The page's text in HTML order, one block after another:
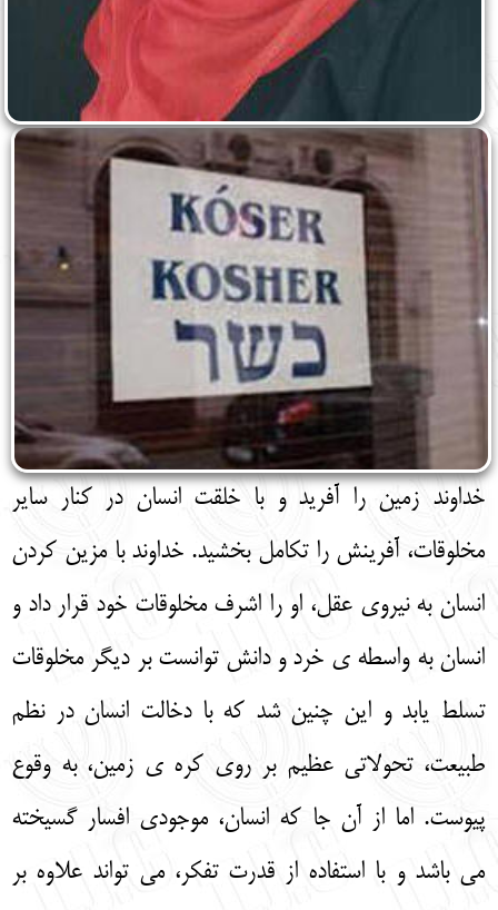
خداوند زمین را آفرید و با خلقت انسان در کنار سایر
مخلوقات، آفرینش را تکامل بخشید. خداوند با مزین کردن
انسان به نیروی عقل، او را اشرف مخلوقات خود قرار داد و
انسان به واسطه‌ ی خرد و دانش توانست بر دیگر مخلوقات
تسلط یابد و این چنین شد که با دخالت انسان در نظم
طبیعت، تحولاتی عظیم بر روی کره‌ ی زمین، به وقوع
پیوست. اما از آن جا که انسان، موجودی افسار گسیخته
می‌ باشد و با استفاده از قدرت تفکر، می‌ تواند علاوه بر